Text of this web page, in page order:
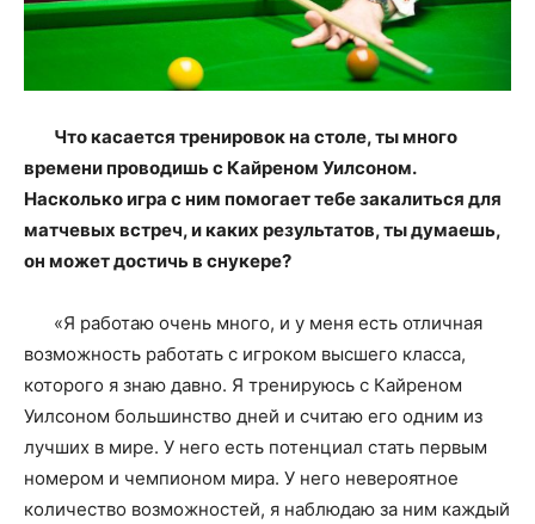
Что касается тренировок на столе, ты много
времени проводишь с Кайреном Уилсоном.
Насколько игра с ним помогает тебе закалиться для
матчевых встреч, и каких результатов, ты думаешь,
он может достичь в снукере?
«Я работаю очень много, и у меня есть отличная
возможность работать с игроком высшего класса,
которого я знаю давно. Я тренируюсь с Кайреном
Уилсоном большинство дней и считаю его одним из
лучших в мире. У него есть потенциал стать первым
номером и чемпионом мира. У него невероятное
количество возможностей, я наблюдаю за ним каждый